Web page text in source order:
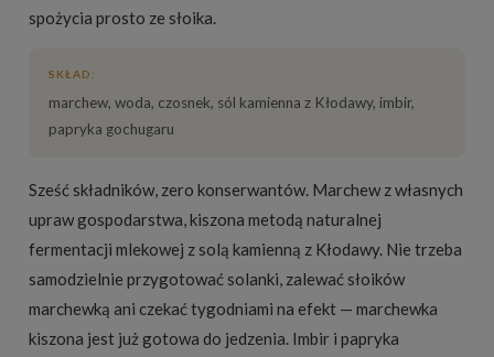
spożycia prosto ze słoika.
SKŁAD:
marchew, woda, czosnek, sól kamienna z Kłodawy, imbir,
papryka gochugaru
Sześć składników, zero konserwantów. Marchew z własnych
upraw gospodarstwa, kiszona metodą naturalnej
fermentacji mlekowej z solą kamienną z Kłodawy. Nie trzeba
samodzielnie przygotować solanki, zalewać słoików
marchewką ani czekać tygodniami na efekt — marchewka
kiszona jest już gotowa do jedzenia. Imbir i papryka